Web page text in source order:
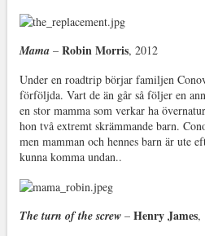
Mama– Robin Morris, 2012
Under en roadtrip börjar familjen
förföljda. Vart de än går så följer en
en stor mamma som verkar ha
hon två extremt skrämmande barn.
men mamman och hennes barn är ute
kunna komma undan..
The turn of the screw– Henry James,